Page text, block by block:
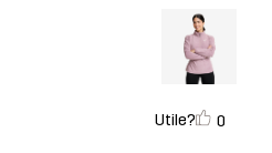
Utile? 0